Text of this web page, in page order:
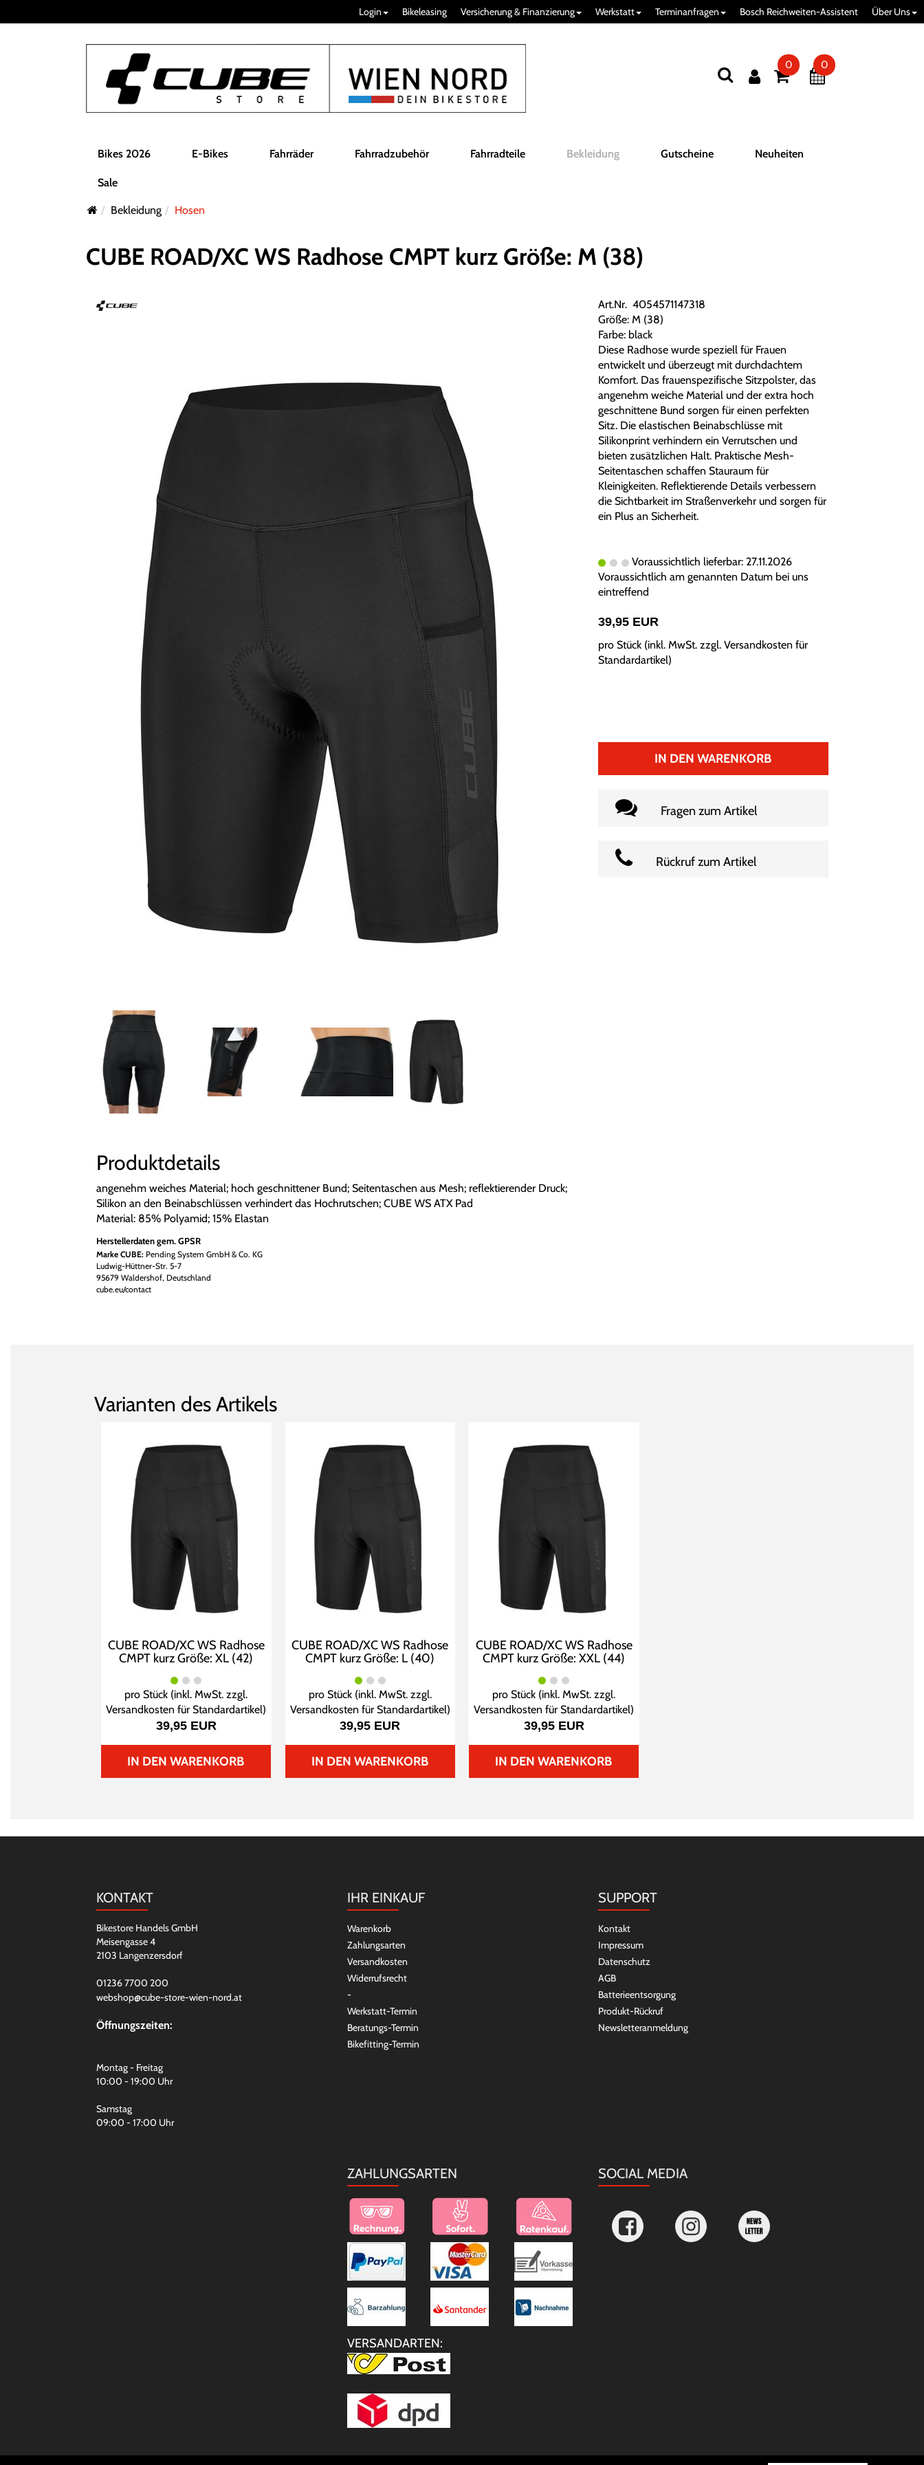
Login Bikeleasing Versicherung & Finanzierung Werkstatt Terminanfragen Bosch Reichweiten-Assistent Über Uns
0 0
Bikes 2026 E-Bikes Fahrräder Fahrradzubehör Fahrradteile Bekleidung Gutscheine Neuheiten
Sale
Bekleidung Hosen
CUBE ROAD/XC WS Radhose CMPT kurz Größe: M (38)
Produktdetails
angenehm weiches Material; hoch geschnittener Bund; Seitentaschen aus Mesh; reflektierender Druck;
Silikon an den Beinabschlüssen verhindert das Hochrutschen; CUBE WS ATX Pad
Material: 85% Polyamid; 15% Elastan
Herstellerdaten gem. GPSR
Marke CUBE:Pending System GmbH & Co. KG
Ludwig-Hüttner-Str. 5-7
95679 Waldershof, Deutschland
cube.eu/contact
Art.Nr. 4054571147318
Größe: M (38)
Farbe: black
Diese Radhose wurde speziell für Frauen
entwickelt und überzeugt mit durchdachtem
Komfort. Das frauenspezifische Sitzpolster, das
angenehm weiche Material und der extra hoch
geschnittene Bund sorgen für einen perfekten
Sitz. Die elastischen Beinabschlüsse mit
Silikonprint verhindern ein Verrutschen und
bieten zusätzlichen Halt. Praktische Mesh-
Seitentaschen schaffen Stauraum für
Kleinigkeiten. Reflektierende Details verbessern
die Sichtbarkeit im Straßenverkehr und sorgen für
ein Plus an Sicherheit.
Voraussichtlich lieferbar: 27.11.2026
Voraussichtlich am genannten Datum bei uns
eintreffend
39,95 EUR
pro Stück (inkl. MwSt. zzgl. Versandkosten für
Standardartikel)
IN DEN WARENKORB
Fragen zum Artikel
Rückruf zum Artikel
Varianten des Artikels
CUBE ROAD/XC WS Radhose
CMPT kurz Größe: XL (42)
pro Stück (inkl. MwSt. zzgl.
Versandkosten für Standardartikel)
39,95 EUR
IN DEN WARENKORB
CUBE ROAD/XC WS Radhose
CMPT kurz Größe: L (40)
pro Stück (inkl. MwSt. zzgl.
Versandkosten für Standardartikel)
39,95 EUR
IN DEN WARENKORB
CUBE ROAD/XC WS Radhose
CMPT kurz Größe: XXL (44)
pro Stück (inkl. MwSt. zzgl.
Versandkosten für Standardartikel)
39,95 EUR
IN DEN WARENKORB
KONTAKT
Bikestore Handels GmbH
Meisengasse 4
2103 Langenzersdorf
01236 7700 200
webshop@cube-store-wien-nord.at
Öffnungszeiten:
Montag - Freitag
10:00 - 19:00 Uhr
Samstag
09:00 - 17:00 Uhr
IHR EINKAUF
Warenkorb
Zahlungsarten
Versandkosten
Widerrufsrecht
-
Werkstatt-Termin
Beratungs-Termin
Bikefitting-Termin
SUPPORT
Kontakt
Impressum
Datenschutz
AGB
Batterieentsorgung
Produkt-Rückruf
Newsletteranmeldung
ZAHLUNGSARTEN
VERSANDARTEN:
SOCIAL MEDIA